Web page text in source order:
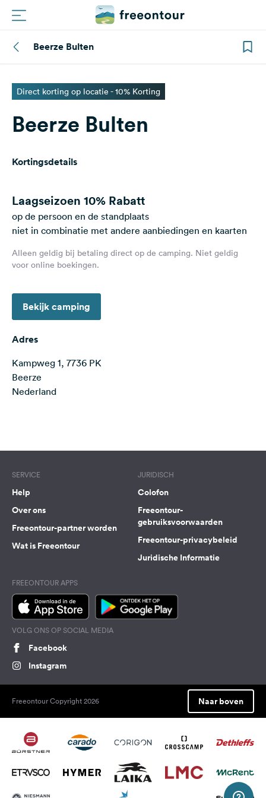
Campings
Inloggen
Vragen &
Taal:
Nederlands
ons
social
media
Beerze Bulten
Direct korting op locatie - 10% Korting
Beerze Bulten
Kortingsdetails
Laagseizoen 10% Rabatt
op de persoon en de standplaats
niet in combinatie met andere aanbiedingen en kaarten
Alleen geldig bij betaling direct op de camping. Niet geldig
voor online boekingen.
Bekijk camping
Adres
Kampweg 1, 7736 PK
Beerze
Nederland
SERVICE
Help
Over ons
Freeontour-partner worden
Wat is Freeontour
JURIDISCH
Colofon
Freeontour-
gebruiksvoorwaarden
Freeontour-privacybeleid
Juridische Informatie
FREEONTOUR APPS
VOLG ONS OP SOCIAL MEDIA
Facebook
Instagram
Freeontour Copyright 2026 Naar boven